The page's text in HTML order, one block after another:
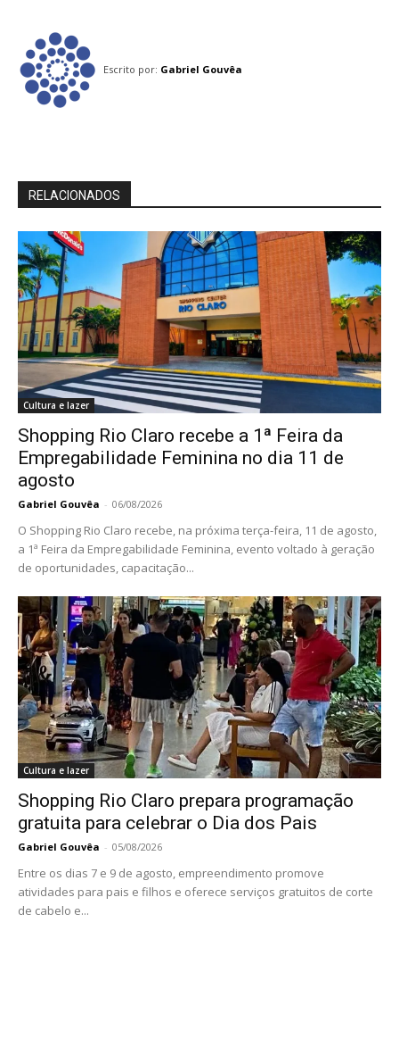
Escrito por: Gabriel Gouvêa
RELACIONADOS
Cultura e lazer
Shopping Rio Claro recebe a 1ª Feira da
Empregabilidade Feminina no dia 11 de
agosto
Gabriel Gouvêa - 06/08/2026
O Shopping Rio Claro recebe, na próxima terça-feira, 11 de agosto,
a 1ª Feira da Empregabilidade Feminina, evento voltado à geração
de oportunidades, capacitação...
Cultura e lazer
Shopping Rio Claro prepara programação
gratuita para celebrar o Dia dos Pais
Gabriel Gouvêa - 05/08/2026
Entre os dias 7 e 9 de agosto, empreendimento promove
atividades para pais e filhos e oferece serviços gratuitos de corte
de cabelo e...